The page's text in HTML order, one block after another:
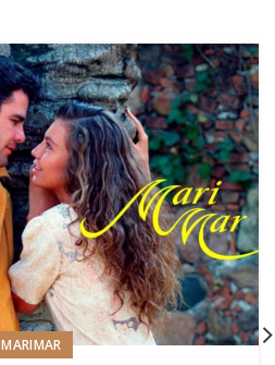
MARIMAR